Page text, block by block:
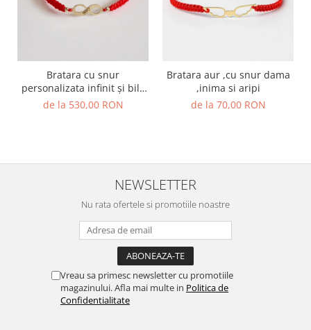
Bratara cu snur
personalizata infinit și bile
de aur 14k
de la 530,00 RON
Bratara aur ,cu snur dama
,inima si aripi
de la 70,00 RON
NEWSLETTER
Nu rata ofertele si promotiile noastre
Vreau sa primesc newsletter cu promotiile
magazinului. Afla mai multe in Politica de
Confidentialitate